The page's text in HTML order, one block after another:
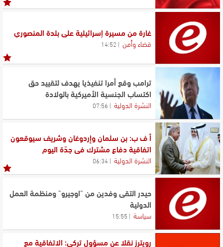
غارة من مسيرة إسرائيلية على بلدة المنصوري
قضاء وأمن 14:52
ترامب وقع أمرا تنفيذيا يهدف لتقييد حق
اكتساب الجنسية الأميركية بالولادة
النشرة الدولية 07:56
أ ف ب: بن سلمان وإردوغان وشريف سيوقعون
اتفاقية دفاع مشترك في جدّة اليوم
النشرة الدولية 06:34
حيدر التقى وفدين من "اوجيرو" ومنظمة العمل
الدولية
سياسة 15:55
رويترز نقلا عن مسؤول تركي: الاتفاقية مع